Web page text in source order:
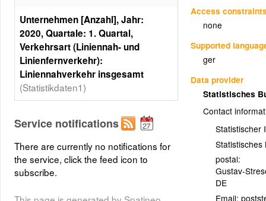
Access
none
Supported
ger
Data provider
Statistisches
Contact
Statistischer
Statistisches
postal:
Gustav-
DE
Email:
Unternehmen [Anzahl], Jahr:
2020, Quartale: 1. Quartal,
Verkehrsart (Liniennah- und
Linienfernverkehr):
Liniennahverkehr insgesamt
(Statistikdaten1)
Bundesländer, Jahr: 2020,
(Liniennah- und Linienfernverkehr):
Liniennahverkehr insgesamt, 5
Klassen, Gleiche Besetzungen
Layer metadata (xml)
Service notifications
There are currently no notifications for
the service, click the feed icon to
subscribe.